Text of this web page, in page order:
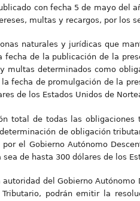
con fecha 5 de mayo del
multas y recargos, por los
naturales y jurídicas que
de la publicación de la
multas determinados como
fecha de promulgación de la
de los Estados Unidos de
total de todas las
de obligación
el Gobierno Autónomo
de hasta 300 dólares de los
del Gobierno
podrán emitir la